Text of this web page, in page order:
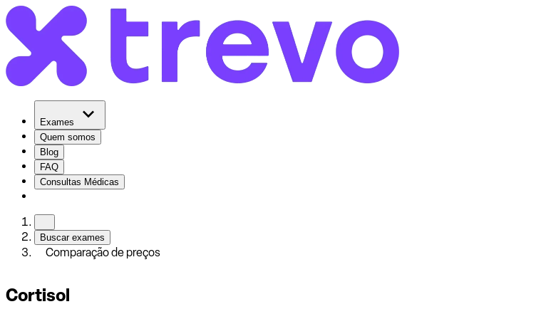
Exames
Quem somos
Blog
FAQ
Consultas Médicas
Buscar exames
Comparação de preços
Cortisol